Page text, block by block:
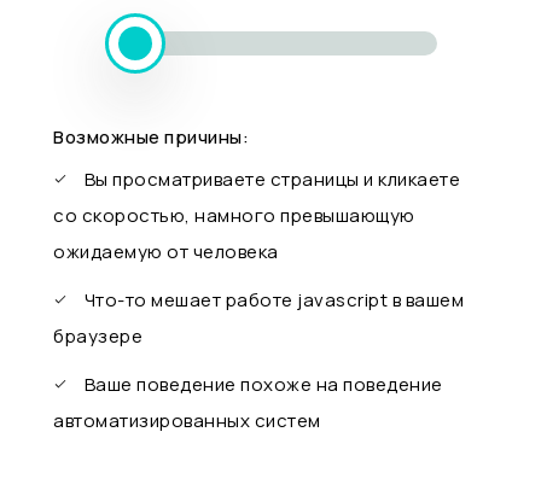
Возможные причины:
Вы просматриваете страницы и кликаете
со скоростью, намного превышающую
ожидаемую от человека
Что-то мешает работе javascript в вашем
браузере
Ваше поведение похоже на поведение
автоматизированных систем